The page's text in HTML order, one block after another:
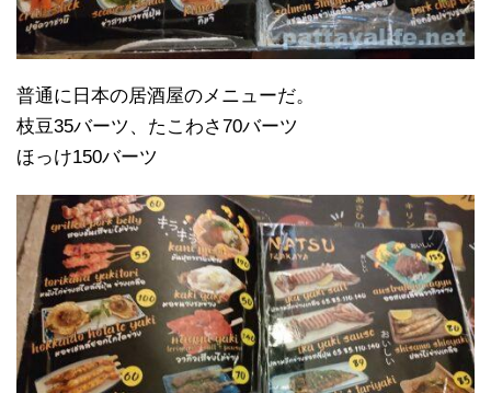
普通に日本の居酒屋のメニューだ。
枝豆35バーツ、たこわさ70バーツ
ほっけ150バーツ